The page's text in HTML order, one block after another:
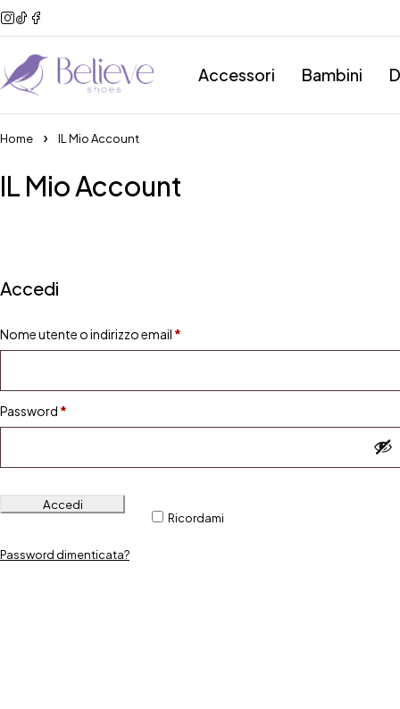
Accessori Bambini
Home IL Mio Account
IL Mio Account
Accedi
Nome utente o indirizzo email *
Password *
Ricordami
Accedi
Password dimenticata?